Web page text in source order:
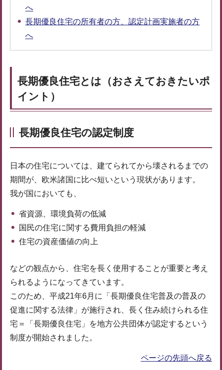
へ
長期優良住宅の所有者の方、認定計画実施者の方
へ
長期優良住宅とは（おさえておきたいポ
イント）
長期優良住宅の認定制度
日本の住宅については、建てられてから壊されるまでの
期間が、欧米諸国に比べ短いという現状があります。
我が国においても、
省資源、環境負荷の低減
国民の住宅に関する費用負担の軽減
住宅の資産価値の向上
などの観点から、住宅を長く使用することが重要と考え
られるようになってきています。
このため、平成21年6月に「長期優良住宅普及の普及の
促進に関する法律」が施行され、長く住み続けられる住
宅＝「長期優良住宅」を地方公共団体が認定するという
制度が開始されました。
ページの先頭へ戻る